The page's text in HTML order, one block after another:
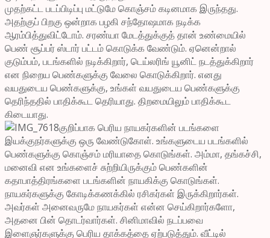
முதற்கட்ட படப்பிடிப்பு மட்டுமே கொஞ்சம் கடினமாக இருந்தது.
அதற்குப் பிறகு ஒன்றாக பழகி சந்தோஷமாக நடிக்க
ஆரம்பித்துவிட்டோம். சரண்யா மேடத்துக்குத் தான் உண்மையில்
பெண் சூப்பர் ஸ்டார் பட்டம் கொடுக்க வேண்டும். ஏனென்றால்
குடும்பம், படங்களில் நடிக்கிறார், டெய்லரிங் யூனிட் நடத்துக்கிறார்
என நிறைய பெண்களுக்கு வேலை கொடுக்கிறார். எனது
வயதுடைய பெண்களுக்கு, உங்கள் வயதுடைய பெண்களுக்கு
தெரிந்ததில் பாதிக்கூட தெரியாது. திறமையிலும் பாதிக்கூட
கிடையாது.
குறிப்பாக பெரிய நாயகர்களின் படங்களை
இயக்குநர்களுக்கு ஒரு வேண்டுகோள். உங்களுடைய படங்களில்
பெண்களுக்கு கொஞ்சம் மரியாதை கொடுங்கள். அம்மா, தங்கச்சி,
மனைவி என உங்களைச் சுற்றியிருக்கும் பெண்களின்
கதாபாத்திரங்களை படங்களின் நாயகிக்கு கொடுங்கள்.
நாயகர்களுக்கு கோடிக்கணக்கில் ரசிகர்கள் இருக்கிறார்கள்.
அவர்கள் அனைவருமே நாயகர்கள் என்ன செய்கிறார்களோ,
அதனை பின் தொடர்வார்கள். சினிமாவில் நடப்பவை
இளைஞர்களுக்கு பெரிய தாக்கத்தை ஏற்படுத்தும். வீட்டில்